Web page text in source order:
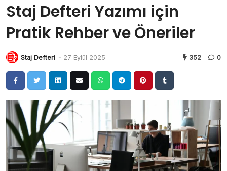
Staj Defteri Yazımı için
Pratik Rehber ve Öneriler
Staj Defteri - 27 Eylül 2025 352 0